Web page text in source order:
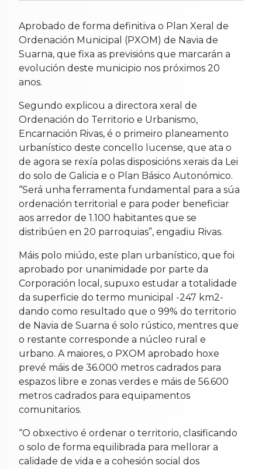
Aprobado de forma definitiva o Plan Xeral de
Ordenación Municipal (PXOM) de Navia de
Suarna, que fixa as previsións que marcarán a
evolución deste municipio nos próximos 20
anos.
Segundo explicou a directora xeral de
Ordenación do Territorio e Urbanismo,
Encarnación Rivas, é o primeiro planeamento
urbanístico deste concello lucense, que ata o
de agora se rexía polas disposicións xerais da Lei
do solo de Galicia e o Plan Básico Autonómico.
“Será unha ferramenta fundamental para a súa
ordenación territorial e para poder beneficiar
aos arredor de 1.100 habitantes que se
distribúen en 20 parroquias”, engadiu Rivas.
Máis polo miúdo, este plan urbanístico, que foi
aprobado por unanimidade por parte da
Corporación local, supuxo estudar a totalidade
da superficie do termo municipal -247 km2-
dando como resultado que o 99% do territorio
de Navia de Suarna é solo rústico, mentres que
o restante corresponde a núcleo rural e
urbano. A maiores, o PXOM aprobado hoxe
prevé máis de 36.000 metros cadrados para
espazos libre e zonas verdes e máis de 56.600
metros cadrados para equipamentos
comunitarios.
“O obxectivo é ordenar o territorio, clasificando
o solo de forma equilibrada para mellorar a
calidade de vida e a cohesión social dos